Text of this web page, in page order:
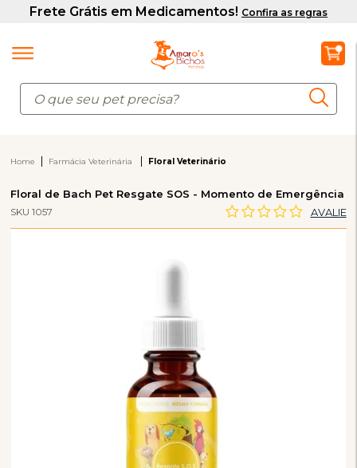
Home Farmácia Veterinária Floral Veterinário
Floral de Bach Pet Resgate SOS - Momento de Emergência
SKU 1057 AVALIE